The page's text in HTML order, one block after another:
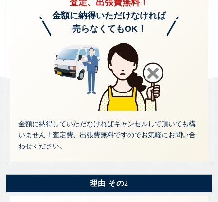
査定、出張費無料！
金額に納得いただけなければ
売らなくてもOK！
金額に納得していただなければキャンセルして頂いても構
いません！査定費、出張費無料ですのでお気軽にお問い合
わせください。
理由 その2